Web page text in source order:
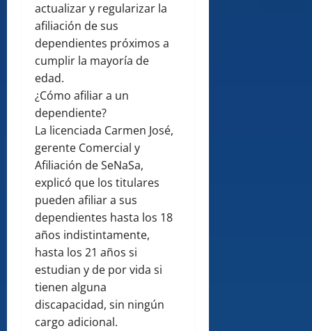
actualizar y regularizar la
afiliación de sus
dependientes próximos a
cumplir la mayoría de
edad.
¿Cómo afiliar a un
dependiente?
La licenciada Carmen José,
gerente Comercial y
Afiliación de SeNaSa,
explicó que los titulares
pueden afiliar a sus
dependientes hasta los 18
años indistintamente,
hasta los 21 años si
estudian y de por vida si
tienen alguna
discapacidad, sin ningún
cargo adicional.